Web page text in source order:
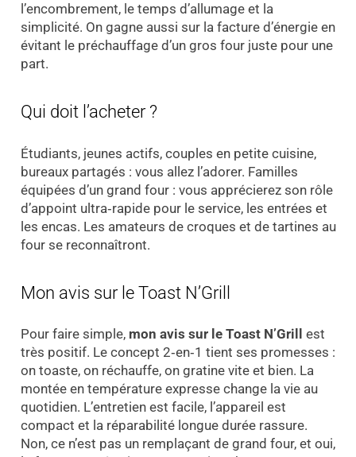
l’encombrement, le temps d’allumage et la
simplicité. On gagne aussi sur la facture d’énergie en
évitant le préchauffage d’un gros four juste pour une
part.
Qui doit l’acheter ?
Étudiants, jeunes actifs, couples en petite cuisine,
bureaux partagés : vous allez l’adorer. Familles
équipées d’un grand four : vous apprécierez son rôle
d’appoint ultra‑rapide pour le service, les entrées et
les encas. Les amateurs de croques et de tartines au
four se reconnaîtront.
Mon avis sur le Toast N’Grill
Pour faire simple, mon avis sur le Toast N’Grill
est
très positif. Le concept 2‑en‑1 tient ses promesses :
on toaste, on réchauffe, on gratine vite et bien. La
montée en température expresse change la vie au
quotidien. L’entretien est facile, l’appareil est
compact et la réparabilité longue durée rassure.
Non, ce n’est pas un remplaçant de grand four, et oui,